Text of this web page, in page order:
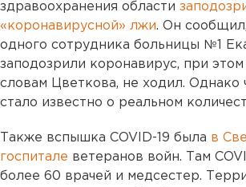
здравоохранения области
«коронавирусной» лжи. Он
одного сотрудника больницы №1
заподозрили коронавирус, при
словам Цветкова, не ходил. Однако
стало известно о реальном
Также вспышка COVID-19 была в
госпитале ветеранов войн. Там
более 60 врачей и медсестер.